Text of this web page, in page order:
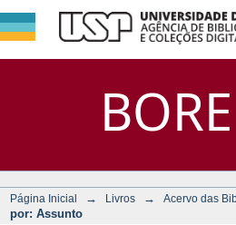
BORE
Filtrar
Assunto
DSpace/Manakin
Página Inicial → Livros → Acervo das
por: Assunto